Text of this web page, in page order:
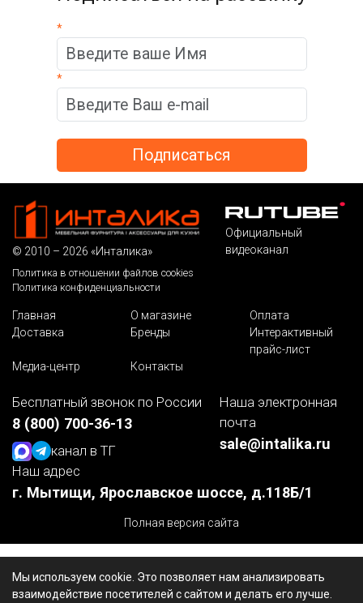
*
*
Мы используем cookie. Это позволяет нам анализировать
взаимодействие посетителей с сайтом и делать его лучше.
© 2010 – 2026 «Инталика»
Политика в отношении файлов cookies
Политика конфиденциальности
Официальный
видеоканал
Главная О магазине
Оплата
Доставка
Бренды
Интерактивный
прайс-лист
Медиа-центр
Контакты
Бесплатный звонок по России
8 (800) 700-36-13
канал в ТГ
Наша электронная
почта
sale@intalika.ru
Наш адрес
г. Мытищи, Ярославское шоссе, д.118Б/1
Полная версия сайта